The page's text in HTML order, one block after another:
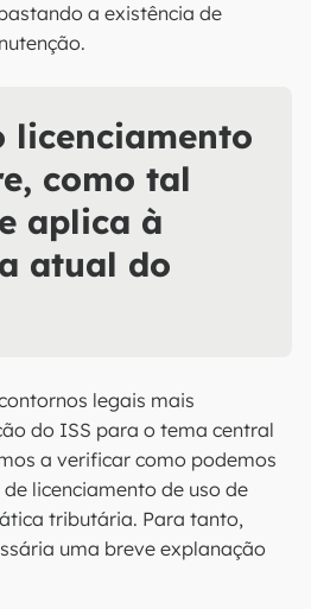
a existência de
licenciamento
como tal
aplica à
atual do
legais mais
do ISS para o tema central
a verificar como podemos
licenciamento de uso de
tributária. Para tanto,
uma breve explanação